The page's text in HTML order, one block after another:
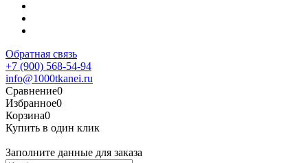
Обратная связь
+7 (900) 568-54-94
info@1000tkanei.ru
Сравнение0
Избранное0
Корзина0
Купить в один клик
Заполните данные для заказа